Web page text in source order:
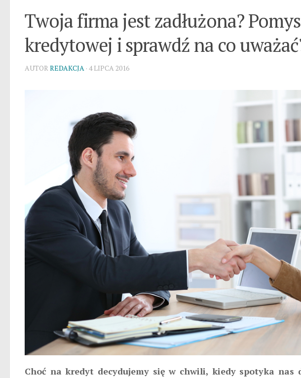
Twoja firma jest zadłużona?
kredytowej i sprawdź na co
AUTOR REDAKCJA · 4 LIPCA 2016
Choć na kredyt decydujemy się w chwili, kiedy spotyka nas